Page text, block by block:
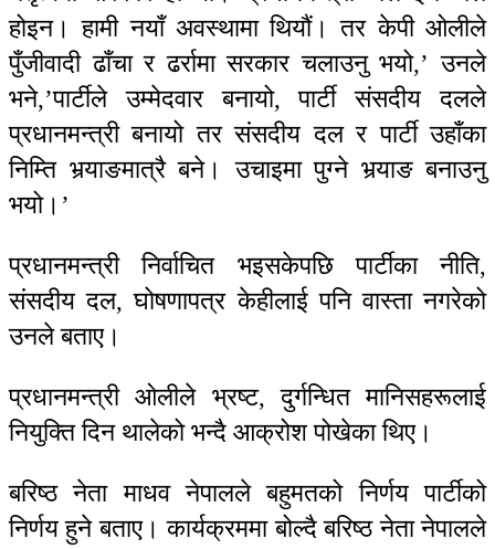
होइन। हामी नयाँ अवस्थामा थियौं। तर केपी ओलीले
पुँजीवादी ढाँचा र ढर्रामा सरकार चलाउनु भयो,’ उनले
भने,’पार्टीले उम्मेदवार बनायो, पार्टी संसदीय दलले
प्रधानमन्त्री बनायो तर संसदीय दल र पार्टी उहाँका
निम्ति भर्‍याङमात्रै बने। उचाइमा पुग्ने भर्‍याङ बनाउनु
भयो।’
प्रधानमन्त्री निर्वाचित भइसकेपछि पार्टीका नीति,
संसदीय दल, घोषणापत्र केहीलाई पनि वास्ता नगरेको
उनले बताए।
प्रधानमन्त्री ओलीले भ्रष्ट, दुर्गन्धित मानिसहरूलाई
नियुक्ति दिन थालेको भन्दै आक्रोश पोखेका थिए।
बरिष्ठ नेता माधव नेपालले बहुमतको निर्णय पार्टीको
निर्णय हुने बताए। कार्यक्रममा बोल्दै बरिष्ठ नेता नेपालले